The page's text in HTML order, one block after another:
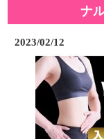
ナ
2023/02/12